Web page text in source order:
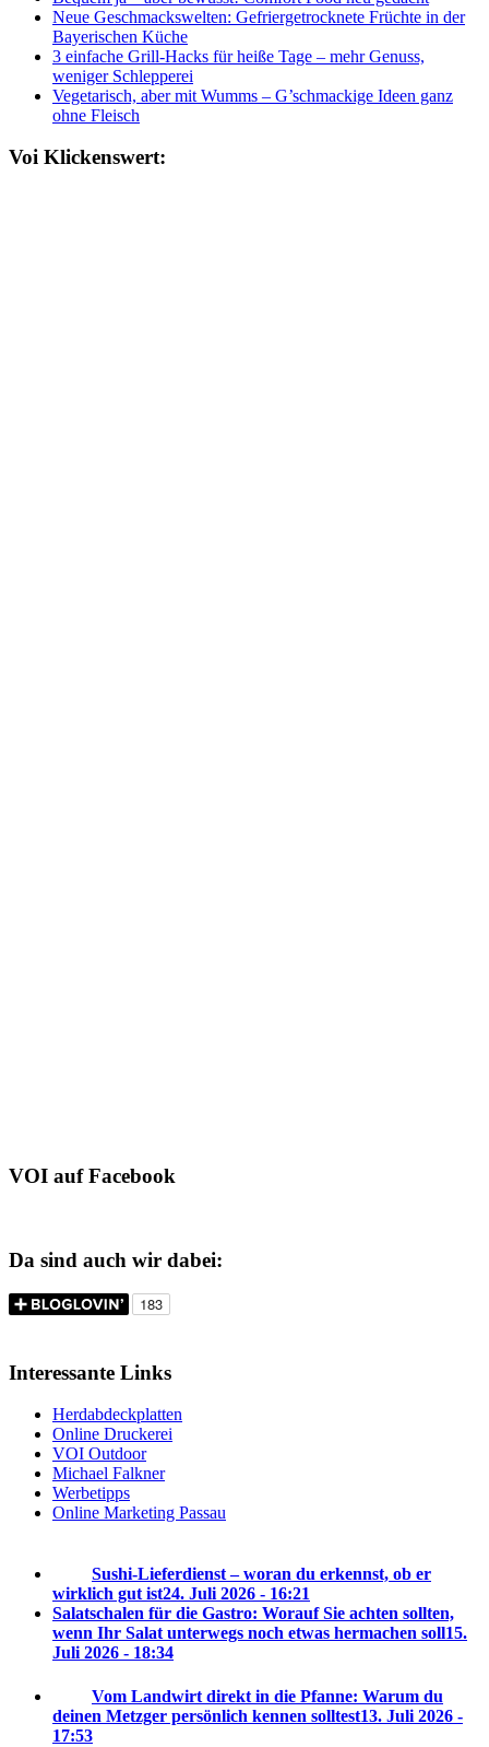
Neue Geschmackswelten: Gefriergetrocknete Früchte in der
Bayerischen Küche
3 einfache Grill-Hacks für heiße Tage – mehr Genuss,
weniger Schlepperei
Vegetarisch, aber mit Wumms – G’schmackige Ideen ganz
ohne Fleisch
Voi Klickenswert:
VOI auf Facebook
Da sind auch wir dabei:
Interessante Links
Herdabdeckplatten
Online Druckerei
VOI Outdoor
Michael Falkner
Werbetipps
Online Marketing Passau
Sushi-Lieferdienst – woran du erkennst, ob er
wirklich gut ist24. Juli 2026 - 16:21
Salatschalen für die Gastro: Worauf Sie achten sollten,
wenn Ihr Salat unterwegs noch etwas hermachen soll15.
Juli 2026 - 18:34
Vom Landwirt direkt in die Pfanne: Warum du
deinen Metzger persönlich kennen solltest13. Juli 2026 -
17:53